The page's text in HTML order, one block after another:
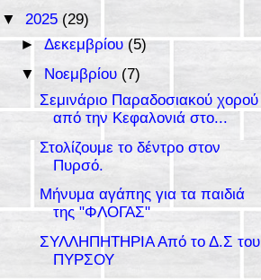
▼ 2025 (29)
►Δεκεμβρίου(5)
▼
Νοεμβρίου (7)
Σεμινάριο Παραδοσιακού χορού
από την Κεφαλονιά στο...
Στολίζουμε το δέντρο στον
Πυρσό.
Μήνυμα αγάπης για τα παιδιά
της "ΦΛΟΓΑΣ"
ΣΥΛΛΗΠΗΤΗΡΙΑ Από το Δ.Σ του
ΠΥΡΣΟΥ